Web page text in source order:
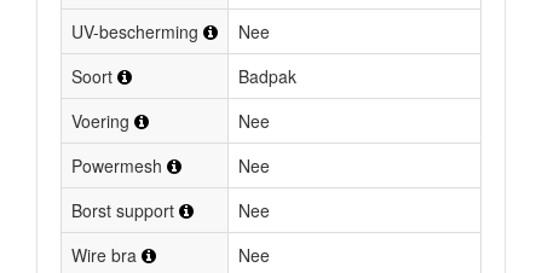
UV-bescherming
Nee
Soort
Badpak
Voering
Nee
Powermesh
Nee
Borst support
Nee
Wire bra
Nee